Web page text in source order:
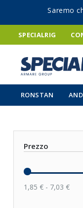
Saremo
SPECIALRIG
RONSTAN
Prezzo
1,85 € - 7,03 €